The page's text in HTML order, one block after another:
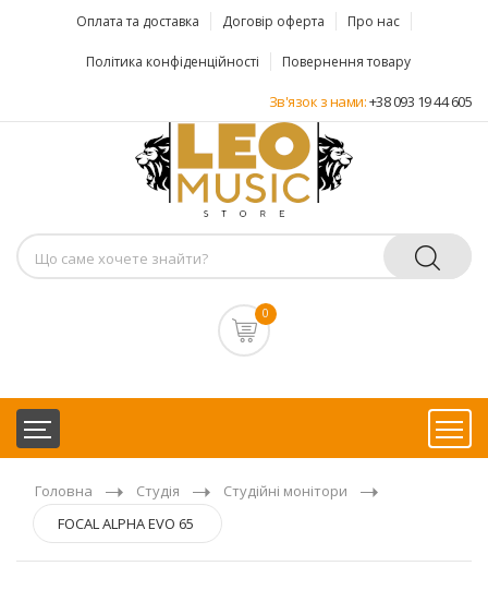
Оплата та доставка Договір оферта Про нас
Політика конфіденційності Повернення товару
Зв'язок з нами:+38 093 19 44 605
0
Головна Студія
Студійні монітори
FOCAL ALPHA EVO 65